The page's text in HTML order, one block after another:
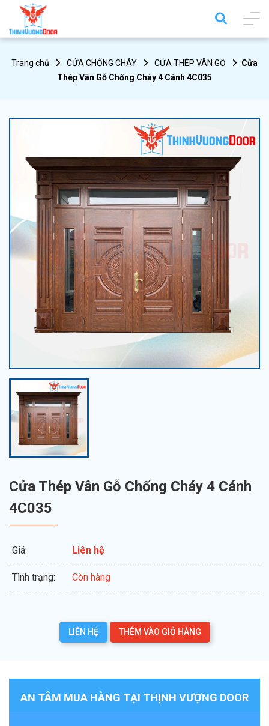
Trang chủ CỬA CHỐNG CHÁY CỬA THÉP VÂN GỖ
Cửa
Thép Vân Gỗ Chống Cháy 4 Cánh 4C035
Cửa Thép Vân Gỗ Chống Cháy 4 Cánh
4C035
Giá: Liên hệ
Tình trạng: Còn hàng
LIÊN HỆ THÊM VÀO GIỎ HÀNG
AN TÂM MUA HÀNG TẠI THỊNH VƯỢNG DOOR